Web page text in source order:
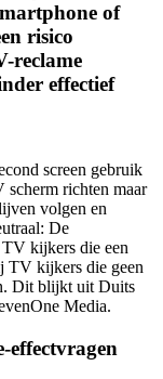
of
risico
reclame
effectief
screen gebruik
scherm richten maar
volgen en
De
kijkers die een
TV kijkers die geen
Dit blijkt uit Duits
Media.
effectvragen